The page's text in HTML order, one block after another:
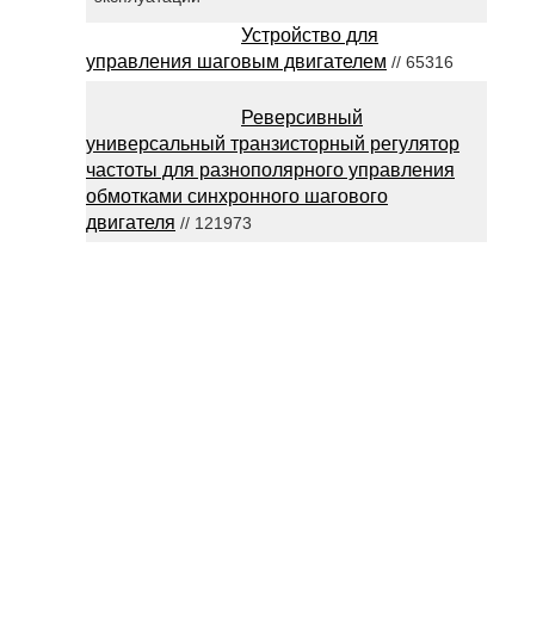
Устройство для
управления шаговым двигателем // 65316
Реверсивный
универсальный транзисторный регулятор
частоты для разнополярного управления
обмотками синхронного шагового
двигателя // 121973